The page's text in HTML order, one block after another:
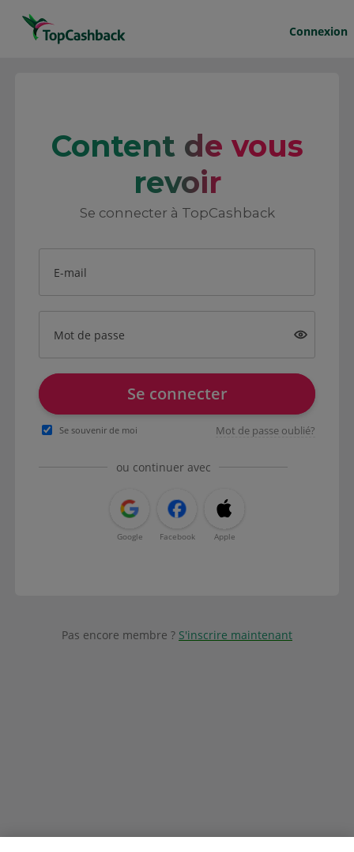
Connexion
Content de vous
revoir
Se connecter à TopCashback
E-mail
Mot de passe
Se connecter
Se souvenir de moi Mot de passe oublié?
ou continuer avec
Google Facebook Apple
Pas encore membre ? S'inscrire maintenant